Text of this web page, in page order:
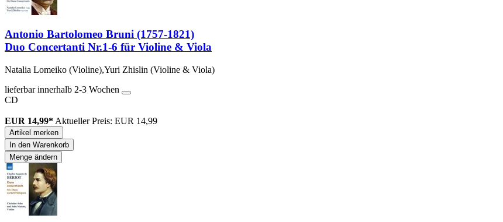
Antonio Bartolomeo Bruni (1757-1821)
Duo Concertanti Nr.1-6 für Violine & Viola
Natalia Lomeiko (Violine),Yuri Zhislin (Violine & Viola)
lieferbar innerhalb 2-3 Wochen
CD
EUR 14,99* Aktueller Preis: EUR 14,99
Artikel merken
In den Warenkorb
Menge ändern